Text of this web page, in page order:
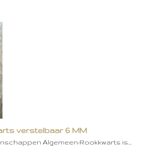
verstelbaar 6 MM
Algemeen:Rookkwarts is…